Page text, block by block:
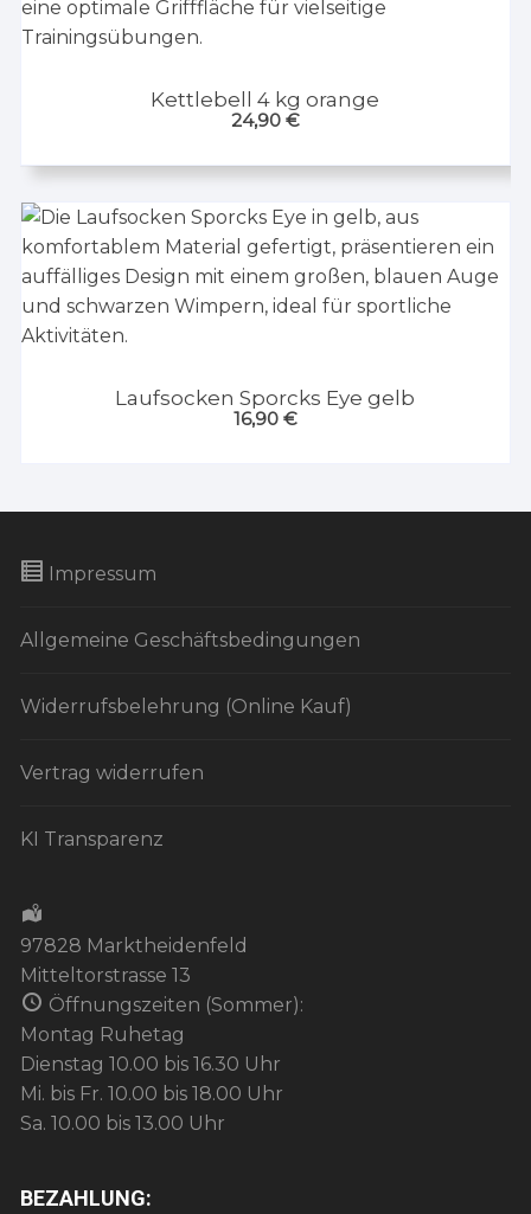
Kettlebell 4 kg orange
24,90 €
Laufsocken Sporcks Eye gelb
16,90 €
Impressum
Allgemeine Geschäftsbedingungen
Widerrufsbelehrung (Online Kauf)
Vertrag widerrufen
KI Transparenz
97828 Marktheidenfeld
Mitteltorstrasse 13
Öffnungszeiten (Sommer):
Montag Ruhetag
Dienstag 10.00 bis 16.30 Uhr
Mi. bis Fr. 10.00 bis 18.00 Uhr
Sa. 10.00 bis 13.00 Uhr
BEZAHLUNG: